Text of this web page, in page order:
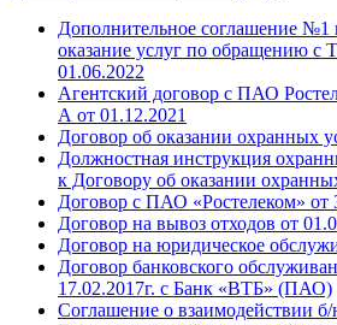
Дополнительное соглашение №1
оказание услуг по обращению
01.06.2022
Агентский договор с ПАО
А от 01.12.2021
Договор об оказании охранных
Должностная инструкция
к Договору об оказании
Договор с ПАО «Ростелеком» от
Договор на вывоз отходов от
Договор на юридическое
Договор банковского
17.02.2017г. с Банк «ВТБ» (ПАО)
Соглашение о взаимодействии б/